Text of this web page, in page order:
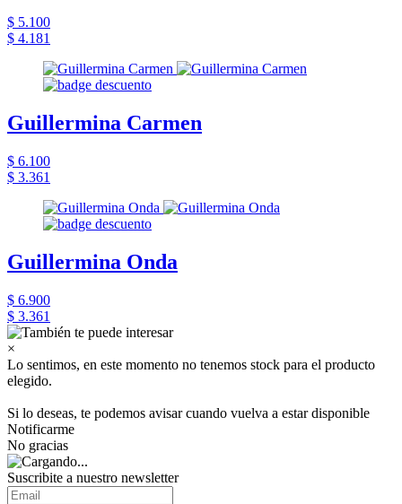
$ 5.100
$ 4.181
Guillermina Carmen
$ 6.100
$ 3.361
Guillermina Onda
$ 6.900
$ 3.361
×
Lo sentimos, en este momento no tenemos stock para el producto
elegido.
Si lo deseas, te podemos avisar cuando vuelva a estar disponible
Notificarme
No gracias
Suscribite a nuestro newsletter